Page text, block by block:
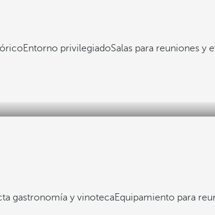
Entorno privilegiadoSalas para reuniones y
gastronomía y vinotecaEquipamiento para